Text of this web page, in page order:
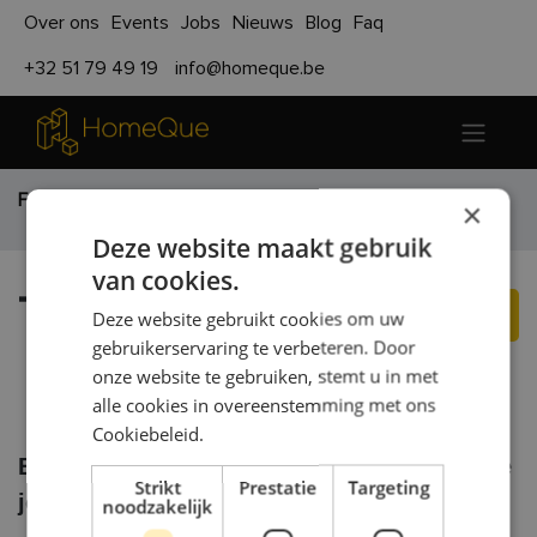
Over ons Events Jobs Nieuws Blog Faq
+32 51 79 49 19 info@homeque.be
Functies
Solliciteer nu!
Technieker
Kortemark,België
Ben jij een krak in techniek, dan zoeken we
jou!
×
Deze website maakt gebruik
van cookies.
Deze website gebruikt cookies om uw
gebruikerservaring te verbeteren. Door
onze website te gebruiken, stemt u in met
alle cookies in overeenstemming met ons
Cookiebeleid.
Strikt
noodzakelijk
Prestatie Targeting